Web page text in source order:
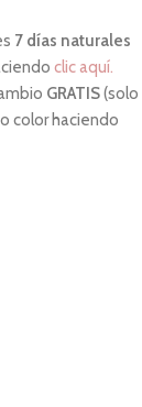
7 días naturales
clic aquí.
GRATIS(solo
color haciendo